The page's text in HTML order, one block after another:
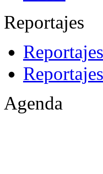
Reportajes
Agenda